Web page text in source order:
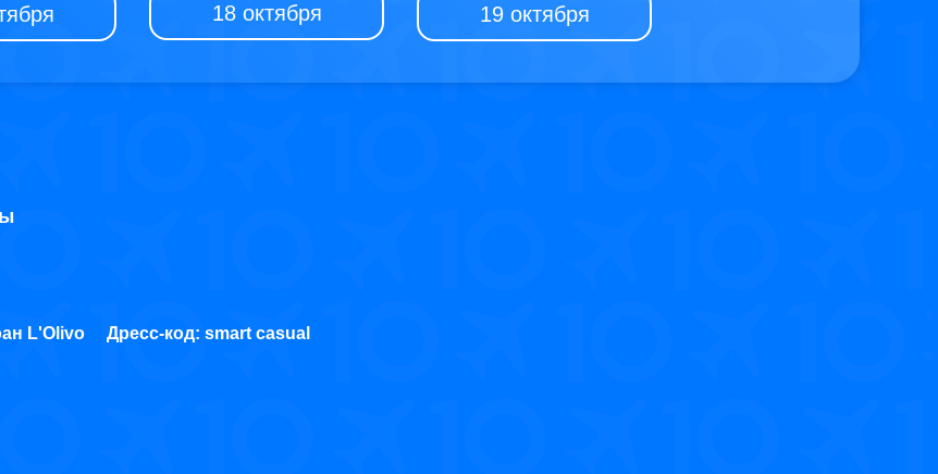
18 октября 19 октября
Дресс-код: smart casual
L'Olivo